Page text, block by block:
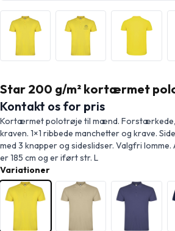
Star 200 g/m² kortærmet
Kontakt os for pris
Kortærmet polotrøje til mænd. Forstærkede,
kraven. 1×1 ribbede manchetter og krave.
med 3 knapper og sideslidser. Valgfri
er 185 cm og er iført str. L
Variationer